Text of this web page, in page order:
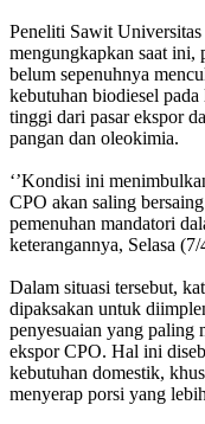
Peneliti Sawit
mengungkapkan saat
belum sepenuhnya
kebutuhan biodiesel
tinggi dari pasar ekspor
pangan dan oleokimia.
‘’Kondisi ini
CPO akan saling
pemenuhan mandatori
keterangannya, Selasa
Dalam situasi tersebut,
dipaksakan untuk
penyesuaian yang paling
ekspor CPO. Hal ini
kebutuhan domestik,
menyerap porsi yang